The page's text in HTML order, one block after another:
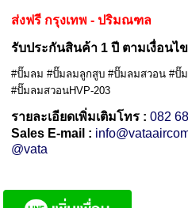
ส่งฟรี กรุงเทพ - ปริมณฑล
รับประกันสินค้า 1 ปี ตามเงื่อนไ
#ปั๊มลม #ปั๊มลมลูกสูบ #ปั๊มลมสวอน #ปั๊
#ปั๊มลมสวอนHVP-203
รายละเอียดเพิ่มเติมโทร :082
Sales E-mail :
@vata